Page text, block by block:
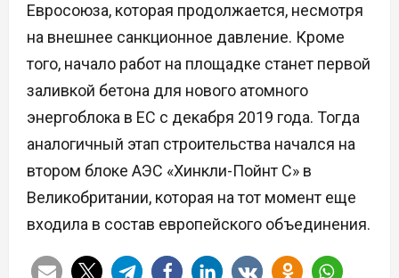
Евросоюза, которая продолжается, несмотря
на внешнее санкционное давление. Кроме
того, начало работ на площадке станет первой
заливкой бетона для нового атомного
энергоблока в ЕС с декабря 2019 года. Тогда
аналогичный этап строительства начался на
втором блоке АЭС «Хинкли-Пойнт С» в
Великобритании, которая на тот момент еще
входила в состав европейского объединения.